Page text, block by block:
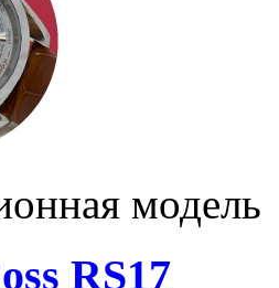
модель
RS17